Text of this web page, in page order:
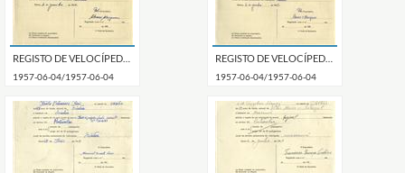
1957-06-04/1957-06-04 1957-06-04/1957-06-04